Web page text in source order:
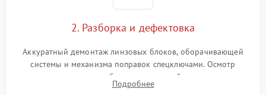
2. Разборка и дефектовка
Аккуратный демонтаж линзовых блоков, оборачивающей
системы и механизма поправок спецключами. Осмотр
внутренних резьбовых соединений, пружин и
уплотнительных колец. Поиск причин люфта, смещения
Подробнее